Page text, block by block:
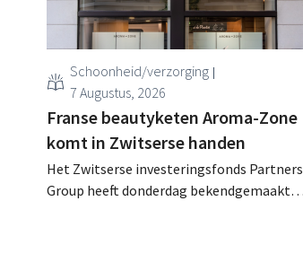
Schoonheid/verzorging
7 Augustus, 2026
Franse beautyketen Aroma-Zone
komt in Zwitserse handen
Het Zwitserse investeringsfonds Partners
Group heeft donderdag bekendgemaakt